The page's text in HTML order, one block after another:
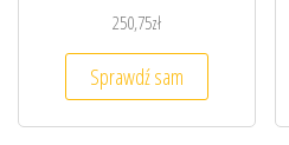
250,75zł
Sprawdź sam